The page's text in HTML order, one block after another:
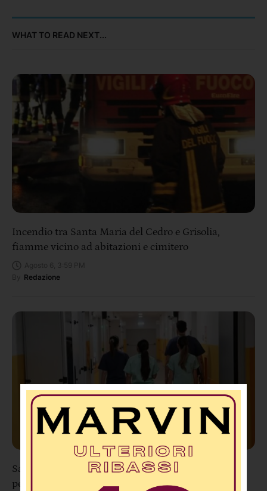
WHAT TO READ NEXT...
Incendio tra Santa Maria del Cedro e Grisolia,
fiamme vicino ad abitazioni e cimitero
Redazione
Sanità Calabria, concorso per 18 infermieri
pediatrici: tre posti destinati a Cosenza